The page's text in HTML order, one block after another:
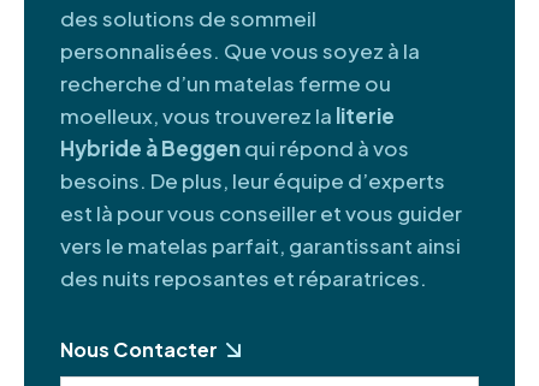
des solutions de sommeil
personnalisées. Que vous soyez à la
recherche d’un matelas ferme ou
moelleux, vous trouverez la literie
Hybride à Beggenqui répond à vos
besoins. De plus, leur équipe d’experts
est là pour vous conseiller et vous guider
vers le matelas parfait, garantissant ainsi
des nuits reposantes et réparatrices.
Nous Contacter